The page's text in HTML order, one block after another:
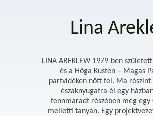
Lina
LINA AREKLEW 1979-ben
és a Höga Kusten – Magas
partvidéken nőtt fel. Ma részint
északnyugatra él egy
fennmaradt részében meg egy
melletti tanyán. Egy